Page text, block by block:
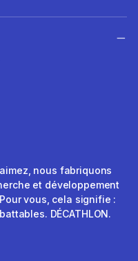
nous fabriquons
et développement
vous, cela signifie :
DÉCATHLON.